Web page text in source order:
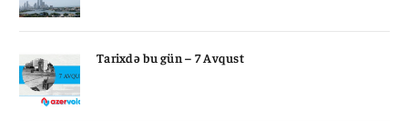
Tarixdə bu gün – 7 Avqust